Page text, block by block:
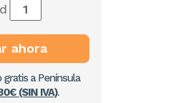
ahora
gratis a Península
(SIN IVA).